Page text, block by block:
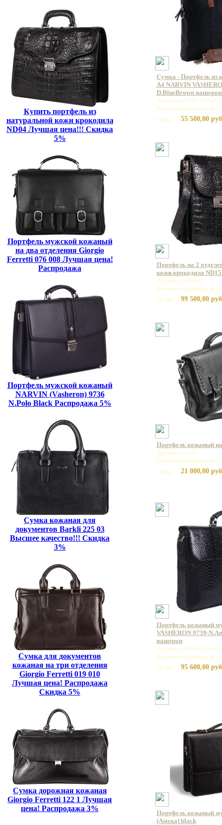
Купить портфель из
натуральной кожи крокодила
ND04 Лучшая цена!!! Скидка
5%
Портфель мужской кожаный
на два отделения Giorgio
Ferretti 076 008 Лучшая цена!
Распродажа
Портфель мужской кожаный
NARVIN (Vasheron) 9736
N.Polo Black Распродажа 5%
Сумка кожаная для
документов Barkli 225 03
Высшее качество!!! Скидка
3%
Сумка для документов
кожаная на три отделения
Giorgio Ferretti 019 010
Лучшая цена! Распродажа
Скидка 5%
Сумка дорожная кожаная
Giorgio Ferretti 122 1 Лучшая
цена! Распродажа 3%
Сумка - Портфель из
А4 NARVIN
D.BlueBrown
Артикул: 9765-N.Polo
Базовая единица: шт
Цена:
55 500,00
Портфель на 2
кожи крокодила
Артикул: ND152
Базовая единица: шт
Цена:
99 500,00
Портфель кожаный на
Артикул: ss34
Базовая единица: шт
Цена:
21 000,00
Портфель кожаный
VASHERON 9739-
вашерон
Артикул: 9739
Базовая единица: шт
Цена:
95 600,00
Портфель кожаный
(Амека) black